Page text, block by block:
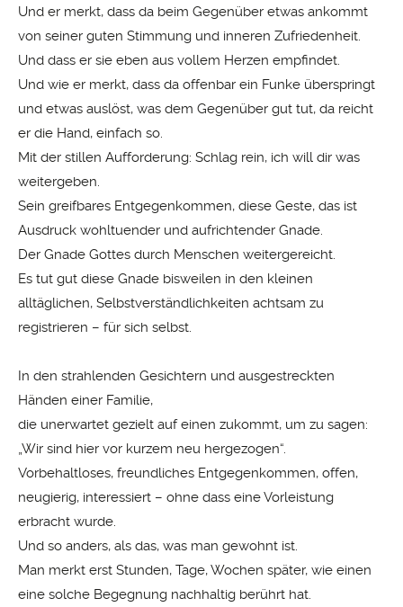
Und er merkt, dass da beim Gegenüber etwas ankommt
von seiner guten Stimmung und inneren Zufriedenheit.
Und dass er sie eben aus vollem Herzen empfindet.
Und wie er merkt, dass da offenbar ein Funke überspringt
und etwas auslöst, was dem Gegenüber gut tut, da reicht
er die Hand, einfach so.
Mit der stillen Aufforderung: Schlag rein, ich will dir was
weitergeben.
Sein greifbares Entgegenkommen, diese Geste, das ist
Ausdruck wohltuender und aufrichtender Gnade.
Der Gnade Gottes durch Menschen weitergereicht.
Es tut gut diese Gnade bisweilen in den kleinen
alltäglichen, Selbstverständlichkeiten achtsam zu
registrieren – für sich selbst.
In den strahlenden Gesichtern und ausgestreckten
Händen einer Familie,
die unerwartet gezielt auf einen zukommt, um zu sagen:
„Wir sind hier vor kurzem neu hergezogen“.
Vorbehaltloses, freundliches Entgegenkommen, offen,
neugierig, interessiert – ohne dass eine Vorleistung
erbracht wurde.
Und so anders, als das, was man gewohnt ist.
Man merkt erst Stunden, Tage, Wochen später, wie einen
eine solche Begegnung nachhaltig berührt hat.